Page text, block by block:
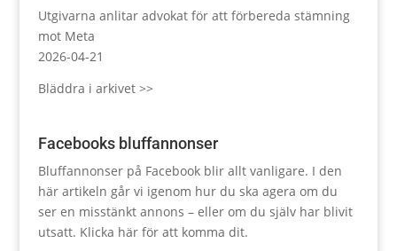
Utgivarna anlitar advokat för att förbereda stämning
mot Meta
2026-04-21
Bläddra i arkivet >>
Facebooks bluffannonser
Bluffannonser på Facebook blir allt vanligare. I den
här artikeln går vi igenom hur du ska agera om du
ser en misstänkt annons – eller om du själv har blivit
utsatt. Klicka här för att komma dit.